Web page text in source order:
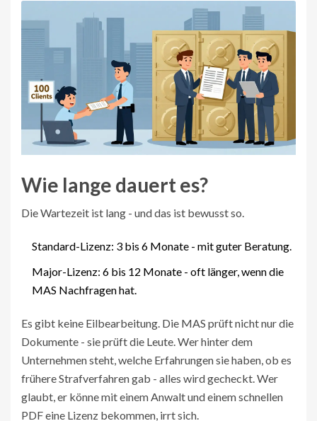
Wie lange dauert es?
Die Wartezeit ist lang - und das ist bewusst so.
Standard-Lizenz: 3 bis 6 Monate - mit guter Beratung.
Major-Lizenz: 6 bis 12 Monate - oft länger, wenn die
MAS Nachfragen hat.
Es gibt keine Eilbearbeitung. Die MAS prüft nicht nur die
Dokumente - sie prüft die Leute. Wer hinter dem
Unternehmen steht, welche Erfahrungen sie haben, ob es
frühere Strafverfahren gab - alles wird gecheckt. Wer
glaubt, er könne mit einem Anwalt und einem schnellen
PDF eine Lizenz bekommen, irrt sich.